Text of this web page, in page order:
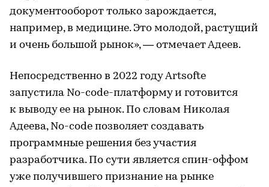
документооборот только зарождается,
например, в медицине. Это молодой, растущий
и очень большой рынок», — отмечает Адеев.
Непосредственно в 2022 году Artsofte
запустила No-code-платформу и готовится
к выводу ее на рынок. По словам Николая
Адеева, No-code позволяет создавать
программные решения без участия
разработчика. По сути является спин-оффом
уже получившего признание на рынке